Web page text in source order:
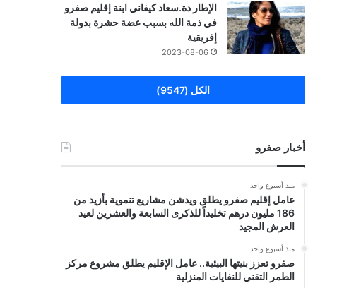
الإطار دة.سعاد كيفاني ابنة إقليم صفرو
في ذمة الله بسبب عضة حشرة بدولة
إفريقية
2023-08-06
الكل (9547)
أخبار صفرو
منذ أسبوع واحد
عامل إقليم صفرو يطلق ويدشن مشاريع تنموية بأزيد من
186 مليون درهم تخليداً للذكرى السابعة والعشرين لعيد
العرش المجيد
منذ أسبوع واحد
صفرو تعزز بنيتها البيئية.. عامل الإقليم يطلق مشروع مركز
الطمر التقني للنفايات المنزلية